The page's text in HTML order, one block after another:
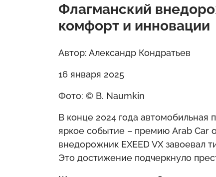
Флагманский
комфорт и инновации
Автор: Александр Кондратьев
16 января 2025
Фото: © B. Naumkin
В конце 2024 года
яркое событие – премию Arab Car
внедорожник EXEED VX
Это достижение подчеркнуло